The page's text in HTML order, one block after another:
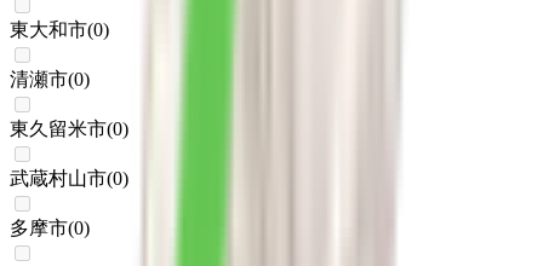
東大和市(0)
清瀬市(0)
東久留米市(0)
武蔵村山市(0)
多摩市(0)